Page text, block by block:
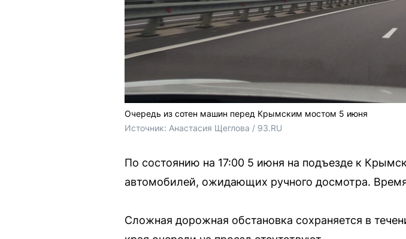
Очередь из сотен машин перед Крымским мостом 5 июня
Источник: Анастасия Щеглова / 93.RU
По состоянию на 17:00 5 июня на подъезде к
автомобилей, ожидающих ручного досмотра.
Сложная дорожная обстановка сохраняется в